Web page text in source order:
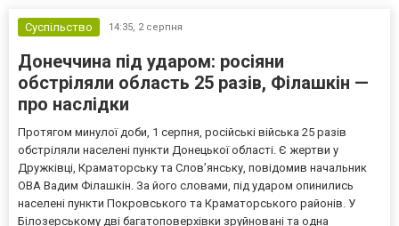
Суспільство 14:35, 2 серпня
Донеччина під ударом: росіяни
обстріляли область 25 разів, Філашкін —
про наслідки
Протягом минулої доби, 1 серпня, російські війська 25 разів
обстріляли населені пункти Донецької області. Є жертви у
Дружківці, Краматорську та Слов’янську, повідомив начальник
ОВА Вадим Філашкін. За його словами, під ударом опинились
населені пункти Покровського та Краматорського районів. У
Білозерському дві багатоповерхівки зруйновані та одна